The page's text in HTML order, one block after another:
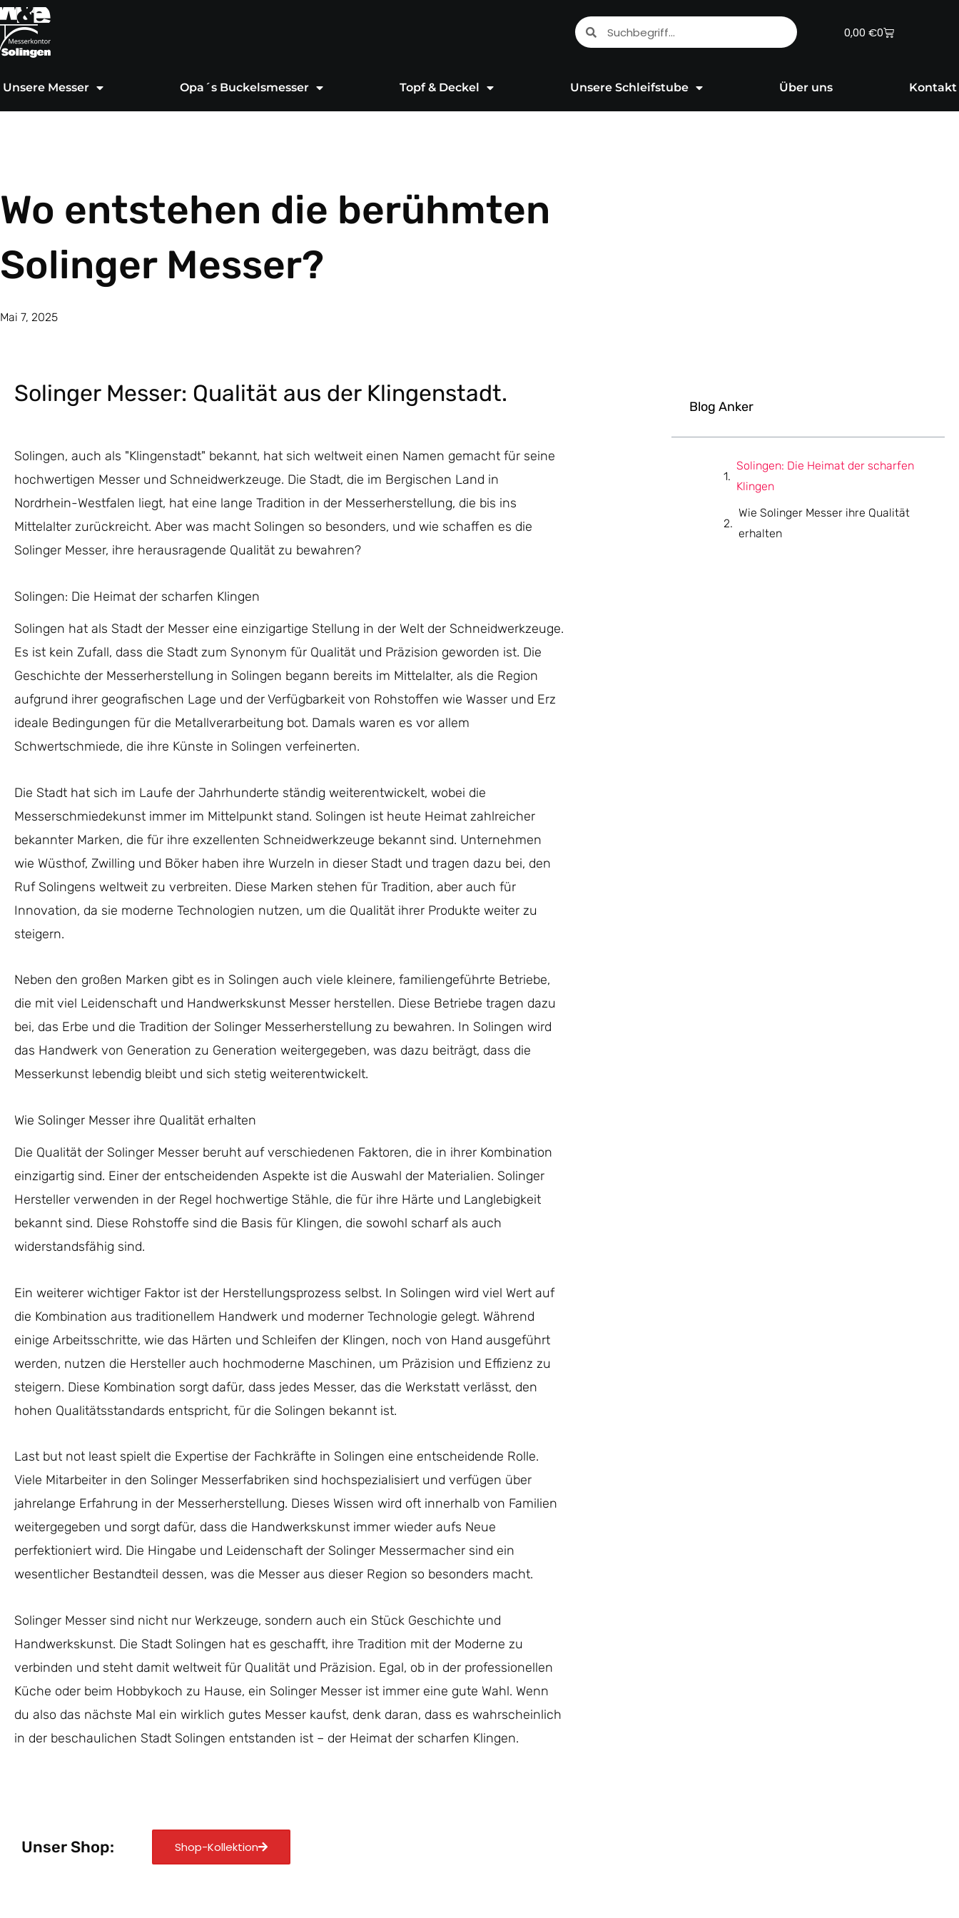
Zum
Inhalt
springen
SucheSuche 0,00 €0
Warenkorb
Unsere Messer Opa´s Buckelsmesser Topf & Deckel Unsere Schleifstube Über uns Kontakt
Wo entstehen die berühmten
Solinger Messer?
Mai 7, 2025
Solinger Messer: Qualität aus der Klingenstadt.
Solingen, auch als "Klingenstadt" bekannt, hat sich weltweit einen Namen gemacht für seine
hochwertigen Messer und Schneidwerkzeuge. Die Stadt, die im Bergischen Land in
Nordrhein-Westfalen liegt, hat eine lange Tradition in der Messerherstellung, die bis ins
Mittelalter zurückreicht. Aber was macht Solingen so besonders, und wie schaffen es die
Solinger Messer, ihre herausragende Qualität zu bewahren?
Solingen: Die Heimat der scharfen Klingen
Solingen hat als Stadt der Messer eine einzigartige Stellung in der Welt der Schneidwerkzeuge.
Es ist kein Zufall, dass die Stadt zum Synonym für Qualität und Präzision geworden ist. Die
Geschichte der Messerherstellung in Solingen begann bereits im Mittelalter, als die Region
aufgrund ihrer geografischen Lage und der Verfügbarkeit von Rohstoffen wie Wasser und Erz
ideale Bedingungen für die Metallverarbeitung bot. Damals waren es vor allem
Schwertschmiede, die ihre Künste in Solingen verfeinerten.
Die Stadt hat sich im Laufe der Jahrhunderte ständig weiterentwickelt, wobei die
Messerschmiedekunst immer im Mittelpunkt stand. Solingen ist heute Heimat zahlreicher
bekannter Marken, die für ihre exzellenten Schneidwerkzeuge bekannt sind. Unternehmen
wie Wüsthof, Zwilling und Böker haben ihre Wurzeln in dieser Stadt und tragen dazu bei, den
Ruf Solingens weltweit zu verbreiten. Diese Marken stehen für Tradition, aber auch für
Innovation, da sie moderne Technologien nutzen, um die Qualität ihrer Produkte weiter zu
steigern.
Neben den großen Marken gibt es in Solingen auch viele kleinere, familiengeführte Betriebe,
die mit viel Leidenschaft und Handwerkskunst Messer herstellen. Diese Betriebe tragen dazu
bei, das Erbe und die Tradition der Solinger Messerherstellung zu bewahren. In Solingen wird
das Handwerk von Generation zu Generation weitergegeben, was dazu beiträgt, dass die
Messerkunst lebendig bleibt und sich stetig weiterentwickelt.
Wie Solinger Messer ihre Qualität erhalten
Die Qualität der Solinger Messer beruht auf verschiedenen Faktoren, die in ihrer Kombination
einzigartig sind. Einer der entscheidenden Aspekte ist die Auswahl der Materialien. Solinger
Hersteller verwenden in der Regel hochwertige Stähle, die für ihre Härte und Langlebigkeit
bekannt sind. Diese Rohstoffe sind die Basis für Klingen, die sowohl scharf als auch
widerstandsfähig sind.
Ein weiterer wichtiger Faktor ist der Herstellungsprozess selbst. In Solingen wird viel Wert auf
die Kombination aus traditionellem Handwerk und moderner Technologie gelegt. Während
einige Arbeitsschritte, wie das Härten und Schleifen der Klingen, noch von Hand ausgeführt
werden, nutzen die Hersteller auch hochmoderne Maschinen, um Präzision und Effizienz zu
steigern. Diese Kombination sorgt dafür, dass jedes Messer, das die Werkstatt verlässt, den
hohen Qualitätsstandards entspricht, für die Solingen bekannt ist.
Last but not least spielt die Expertise der Fachkräfte in Solingen eine entscheidende Rolle.
Viele Mitarbeiter in den Solinger Messerfabriken sind hochspezialisiert und verfügen über
jahrelange Erfahrung in der Messerherstellung. Dieses Wissen wird oft innerhalb von Familien
weitergegeben und sorgt dafür, dass die Handwerkskunst immer wieder aufs Neue
perfektioniert wird. Die Hingabe und Leidenschaft der Solinger Messermacher sind ein
wesentlicher Bestandteil dessen, was die Messer aus dieser Region so besonders macht.
Solinger Messer sind nicht nur Werkzeuge, sondern auch ein Stück Geschichte und
Handwerkskunst. Die Stadt Solingen hat es geschafft, ihre Tradition mit der Moderne zu
verbinden und steht damit weltweit für Qualität und Präzision. Egal, ob in der professionellen
Küche oder beim Hobbykoch zu Hause, ein Solinger Messer ist immer eine gute Wahl. Wenn
du also das nächste Mal ein wirklich gutes Messer kaufst, denk daran, dass es wahrscheinlich
in der beschaulichen Stadt Solingen entstanden ist – der Heimat der scharfen Klingen.
Unser Shop: Shop-Kollektion
Blog Anker
Solingen: Die Heimat der scharfen
Klingen
Wie Solinger Messer ihre Qualität
erhalten